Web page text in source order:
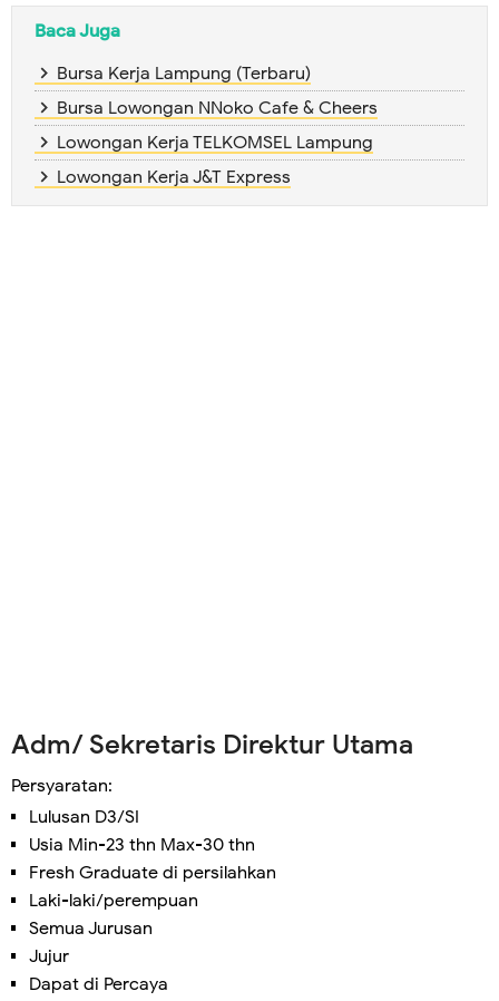
Baca Juga
Bursa Kerja Lampung (Terbaru)
Bursa Lowongan NNoko Cafe & Cheers
Lowongan Kerja TELKOMSEL Lampung
Lowongan Kerja J&T Express
Adm/ Sekretaris Direktur Utama
Persyaratan:
Lulusan D3/SI
Usia Min-23 thn Max-30 thn
Fresh Graduate di persilahkan
Laki-laki/perempuan
Semua Jurusan
Jujur
Dapat di Percaya